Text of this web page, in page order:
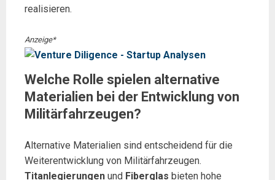
realisieren.
Anzeige*
Welche Rolle spielen alternative
Materialien bei der Entwicklung von
Militärfahrzeugen?
Alternative Materialien sind entscheidend für die
Weiterentwicklung von Militärfahrzeugen.
Titanlegierungen und Fiberglas bieten hohe